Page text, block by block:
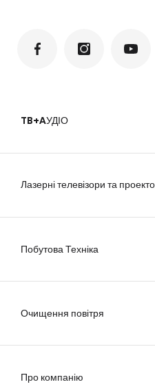
TB+AУДІО
Лазерні телевізори та
Побутова Техніка
Очищення повітря
Про компанію